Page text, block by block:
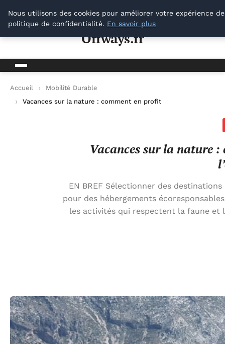
Offways.fr
Offways.fr
Accueil
Mobilité Durable
Vacances sur la nature : comment en profiter tout en
Vacances sur la nature
EN BREF Sélectionner des
pour des hébergements
les activités qui respectent la faune et
Nous utilisons des cookies pour améliorer votre expérience
politique de confidentialité. En savoir plus